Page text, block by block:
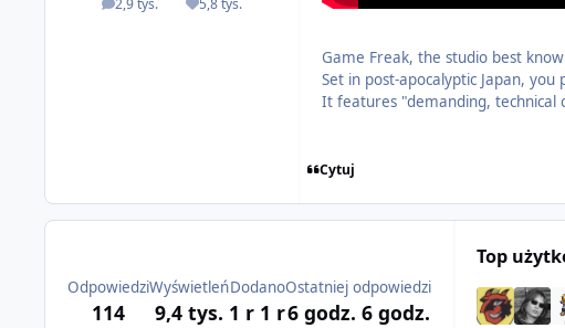
2,9 tys.
odpowiedzi5,8 tys.
Reputacja
Game Freak, the studio best
Set in post-apocalyptic Japan,
It features "demanding, technical
Cytuj
Odpowiedzi
114
Wyświetleń
9,4 tys.
Dodano
1 r 1 r
Ostatniej odpowiedzi
6 godz. 6 godz.
Top